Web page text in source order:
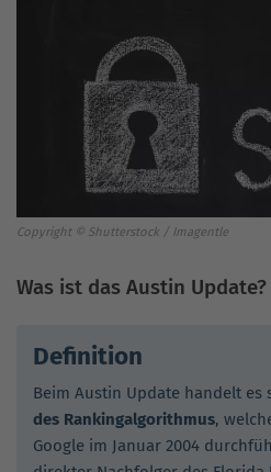
Copyright © Shutterstock / Imagentle
Was ist das Austin Update?
Definition
Beim Austin Update handelt es
des Rankingalgorithmus,
Google im Januar 2004